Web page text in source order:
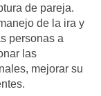
de pareja.
de la ira y
personas a
las
mejorar su